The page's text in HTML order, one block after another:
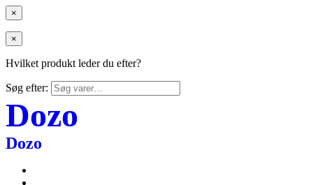
×
×
Hvilket produkt leder du efter?
Søg efter:
Dozo
Dozo